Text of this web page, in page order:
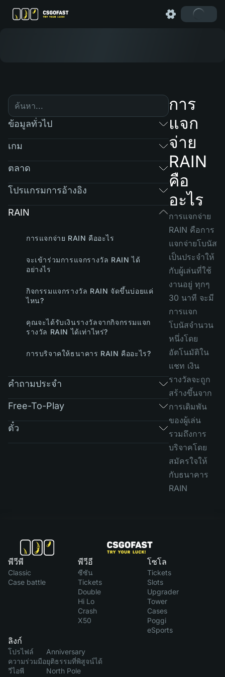
ข้อมูลทั่วไป
เกม
ตลาด
โปรแกรมการอ้างอิง
RAIN
การแจกจ่าย RAIN คืออะไร
จะเข้าร่วมการแจกรางวัล RAIN ได้
อย่างไร
กิจกรรมแจกรางวัล RAIN จัดขึ้นบ่อยแค่
ไหน?
คุณจะได้รับเงินรางวัลจากกิจกรรมแจก
รางวัล RAIN ได้เท่าไหร่?
การบริจาคให้ธนาคาร RAIN คืออะไร?
คำถามประจำ
Free-To-Play
ตั๋ว
การ
แจก
จ่าย
RAIN
คือ
อะไร
การแจกจ่าย
RAIN คือการ
แจกจ่ายโบนัส
เป็นประจำให้
กับผู้เล่นที่ใช้
งานอยู่ ทุกๆ
30 นาที จะมี
การแจก
โบนัสจำนวน
หนึ่งโดย
อัตโนมัติใน
แชท เงิน
รางวัลจะถูก
สร้างขึ้นจาก
การเดิมพัน
ของผู้เล่น
รวมถึงการ
บริจาคโดย
สมัครใจให้
กับธนาคาร
RAIN
พีวีพี
Classic
Case battle
พีวีอี
ซีซัน
Tickets
Double
Hi Lo
Crash
X50
โซโล
Tickets
Slots
Upgrader
Tower
Cases
Poggi
eSports
ลิงก์
โปรไฟล์
ความร่วมมือ
วีไอพี
Anniversary
ยุติธรรมที่พิสูจน์ได้
North Pole